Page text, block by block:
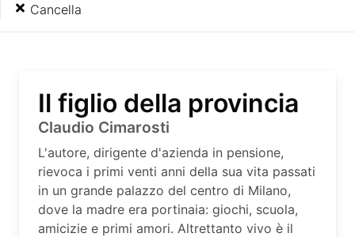
Cancella
Il figlio della provincia
Claudio Cimarosti
L'autore, dirigente d'azienda in pensione,
rievoca i primi venti anni della sua vita passati
in un grande palazzo del centro di Milano,
dove la madre era portinaia: giochi, scuola,
amicizie e primi amori. Altrettanto vivo è il